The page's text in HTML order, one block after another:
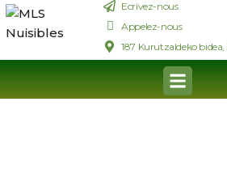
Ecrivez-nous
Appelez-nous
187 Kurutzaldeko